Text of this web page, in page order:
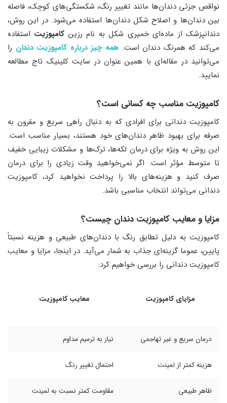
نواقص جزئی دندان‌ها مانند تغییر رنگ، شکستگی‌های کوچک، فاصله
بین دندان‌ها و اصلاح شکل دندان‌ها استفاده می‌شود. در این روش،
دندانپزشک از ماده‌ای خمیری شکل به نام رزین کامپوزیت استفاده
می‌کند که همرنگ دندان است. همه چیز درباره کامپوزیت دندان را
می‌توانید در مقاله‌ای با همین عنوان در سایت کلینیک تاج مطالعه
نمایید.
کامپوزیت مناسب چه کسانی است؟
کامپوزیت دندانی برای افرادی که به دنبال راهی سریع و مقرون به
صرفه برای بهبود ظاهر دندان‌های خود هستند، بسیار مناسب است.
این روش به ویژه برای درمان لکه‌ها، ترک‌ها و مشکلات زیبایی خفیف
تا متوسط مؤثر است. اگر نمی‌خواهید وقت زیادی را برای درمان
صرف کنید و هزینه‌های بالا را پرداخت نخواهید کرد، کامپوزیت
دندانی می‌تواند انتخاب مناسبی باشد.
مزایا و معایب کامپوزیت دندان چیست؟
کامپوزیت به دلیل تطابق رنگ با دندان‌های طبیعی و هزینه نسبتاً
پایین، عموما گزینه‌ای جذاب به شمار می‌آید. در اینجا، مزایا و معایب
کامپوزیت دندانی را بررسی خواهیم کرد:
مزایای کامپوزیت معایب کامپوزیت
درمان سریع و غیر تهاجمی نیاز به ترمیم مداوم
هزینه کمتر از لمینت احتمال تغییر رنگ
ظاهر طبیعی مقاومت کمتر نسبت به لمینت